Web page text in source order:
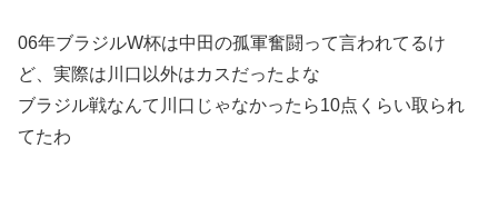
06年ブラジルW杯は中田の孤軍奮闘って言われてるけ
ど、実際は川口以外はカスだったよな
ブラジル戦なんて川口じゃなかったら10点くらい取られ
てたわ